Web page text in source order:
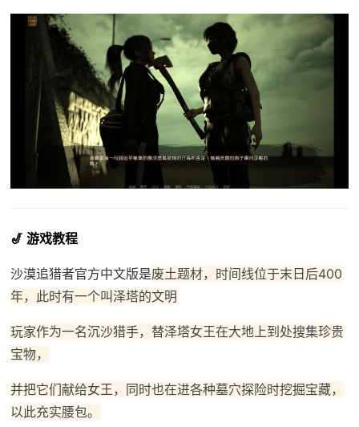
🎷 游戏教程
沙漠追猎者官方中文版是废土题材，时间线位于末日后400
年，此时有一个叫泽塔的文明
玩家作为一名沉沙猎手，替泽塔女王在大地上到处搜集珍贵
宝物，
并把它们献给女王，同时也在进各种墓穴探险时挖掘宝藏，
以此充实腰包。